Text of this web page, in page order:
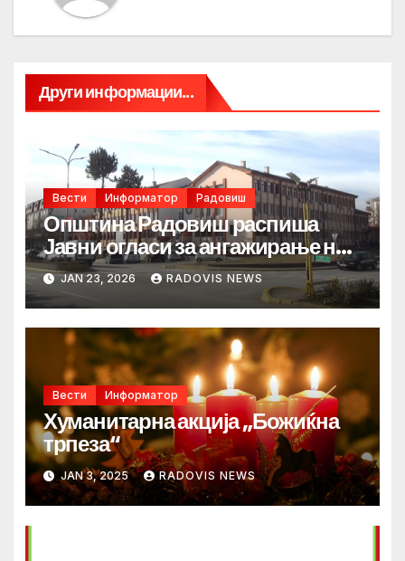
Други информации...
Вести Информатор Радовиш
Општина Радовиш распиша
Јавни огласи за ангажирање на
лица
JAN 23, 2026 RADOVIS NEWS
Вести Информатор
Хуманитарна акција „Божиќна
трпеза“
JAN 3, 2025 RADOVIS NEWS